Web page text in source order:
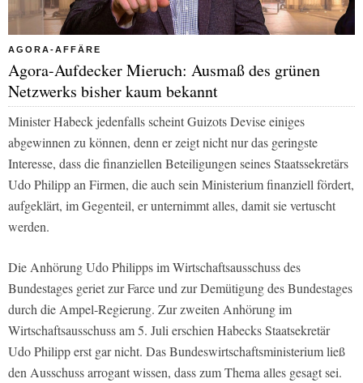
AGORA-AFFÄRE
Agora-Aufdecker Mieruch: Ausmaß des grünen
Netzwerks bisher kaum bekannt
Minister Habeck jedenfalls scheint Guizots Devise einiges
abgewinnen zu können, denn er zeigt nicht nur das geringste
Interesse, dass die finanziellen Beteiligungen seines Staatssekretärs
Udo Philipp an Firmen, die auch sein Ministerium finanziell fördert,
aufgeklärt, im Gegenteil, er unternimmt alles, damit sie vertuscht
werden.
Die Anhörung Udo Philipps im Wirtschaftsausschuss des
Bundestages geriet zur Farce und zur Demütigung des Bundestages
durch die Ampel-Regierung. Zur zweiten Anhörung im
Wirtschaftsausschuss am 5. Juli erschien Habecks Staatsekretär
Udo Philipp erst gar nicht. Das Bundeswirtschaftsministerium ließ
den Ausschuss arrogant wissen, dass zum Thema alles gesagt sei.